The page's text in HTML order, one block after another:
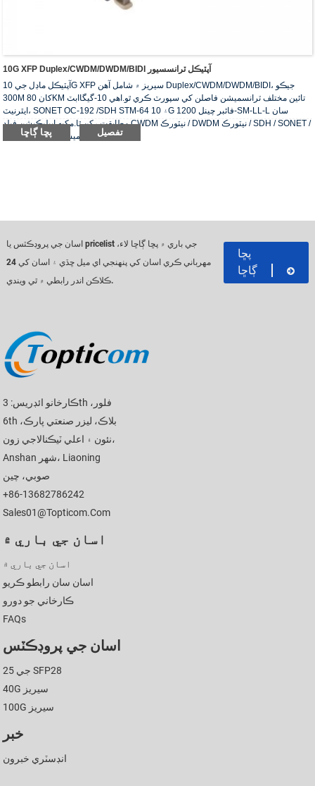
10G XFP Duplex/CWDM/DWDM/BIDI آپٽيڪل ٽرانسسيور
آپٽيڪل ماڊل جي 10G XFP سيريز ۾ شامل آهن Duplex/CWDM/DWDM/BIDI، جيڪو
300M کان 80KM تائين مختلف ٽرانسميشن فاصلن کي سپورٽ ڪري ٿو.اهي 10-گيگاابٽ
ايٿرنيٽ، SONET OC-192 /SDH STM-64 ۽ 10G فائبر چينل 1200-SM-LL-L سان
مطابقت رکن ٿا.مکيه ايپليڪيشن فيلڊ CWDM نيٽورڪ / DWDM نيٽورڪ / SDH / SONET /
پڇا ڳاڇا تفصيل
اسان جي پروڊڪٽس يا pricelist جي باري ۾ پڇا ڳاڇا لاء،
مهرباني ڪري اسان کي پنهنجي اي ميل ڇڏي ۽ اسان کي 24
ڪلاڪن اندر رابطي ۾ ٿي ويندي.
پڇا
ڳاڇا
ڪارخانو ائڊريس: 3th فلور،
6th بلاڪ، ليزر صنعتي پارڪ،
نئون ۽ اعلي ٽيڪنالاجي زون،
Anshan شهر، Liaoning
صوبي، چين
+86-13682786242
Sales01@topticom.com
اسان جي باري ۾
اسان جي باري ۾
اسان سان رابطو ڪريو
ڪارخاني جو دورو
FAQs
اسان جي پروڊڪٽس
25 جي SFP28
40G سيريز
100G سيريز
خبر
انڊسٽري خبرون